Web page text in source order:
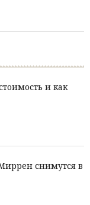
и как
снимутся в